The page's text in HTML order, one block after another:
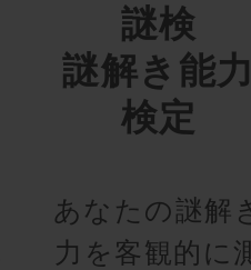
謎検
謎解き能
検定
あなたの謎解
力を客観的に